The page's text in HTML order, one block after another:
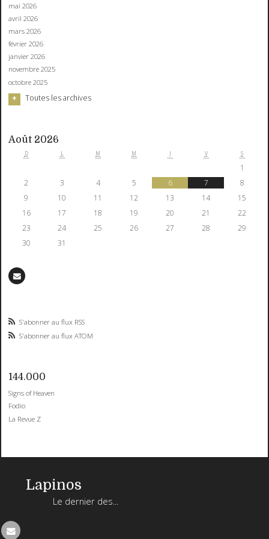
mai 2026
avril 2026
mars 2026
février 2026
janvier 2026
novembre 2025
octobre 2025
Toutes les archives
Août 2026
D L M M J V S
1
2
3 4 5 6 7
8
9
10 11 12 13 14
15
16
17 18 19 20 21
22
23
24 25 26 27 28
29
30
31
S'abonner au flux RSS
S'abonner au flux ATOM
144.000
Signs of Heaven
Fodio
La Revue Z
Lapinos
Le dernier des...